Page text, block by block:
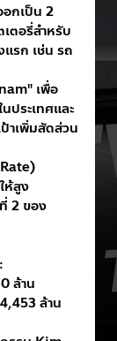
กเป็น 2
ตอรี่สำหรับ
รก เช่น รถ
เพื่อ
ประเทศและ
าเพิ่มสัดส่วน
ห้สูง
2 ของ
ล้าน
ล้าน